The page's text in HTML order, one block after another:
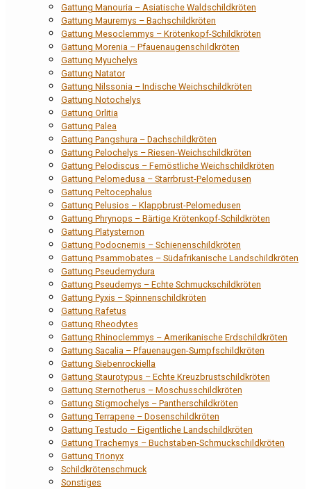
Gattung Manouria – Asiatische Waldschildkröten
Gattung Mauremys – Bachschildkröten
Gattung Mesoclemmys – Krötenkopf-Schildkröten
Gattung Morenia – Pfauenaugenschildkröten
Gattung Myuchelys
Gattung Natator
Gattung Nilssonia – Indische Weichschildkröten
Gattung Notochelys
Gattung Orlitia
Gattung Palea
Gattung Pangshura – Dachschildkröten
Gattung Pelochelys – Riesen-Weichschildkröten
Gattung Pelodiscus – Fernöstliche Weichschildkröten
Gattung Pelomedusa – Starrbrust-Pelomedusen
Gattung Peltocephalus
Gattung Pelusios – Klappbrust-Pelomedusen
Gattung Phrynops – Bärtige Krötenkopf-Schildkröten
Gattung Platysternon
Gattung Podocnemis – Schienenschildkröten
Gattung Psammobates – Südafrikanische Landschildkröten
Gattung Pseudemydura
Gattung Pseudemys – Echte Schmuckschildkröten
Gattung Pyxis – Spinnenschildkröten
Gattung Rafetus
Gattung Rheodytes
Gattung Rhinoclemmys – Amerikanische Erdschildkröten
Gattung Sacalia – Pfauenaugen-Sumpfschildkröten
Gattung Siebenrockiella
Gattung Staurotypus – Echte Kreuzbrustschildkröten
Gattung Sternotherus – Moschusschildkröten
Gattung Stigmochelys – Pantherschildkröten
Gattung Terrapene – Dosenschildkröten
Gattung Testudo – Eigentliche Landschildkröten
Gattung Trachemys – Buchstaben-Schmuckschildkröten
Gattung Trionyx
Schildkrötenschmuck
Sonstiges